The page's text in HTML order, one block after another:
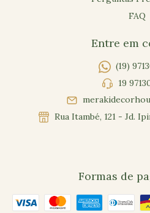
FAQ
Entre em
(19)
19
Rua Itambé, 121 - Jd.
Formas de